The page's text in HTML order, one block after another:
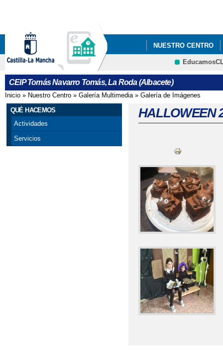
NUESTRO CENTRO
COMEDOR
MATERIALES
CEIP Tomás Navarro Tomás, La Roda (Albacete)
Se encuentra usted aquí
Inicio » Nuestro Centro » Galería Multimedia» Galería de Imágenes
QUÉ HACEMOS
Actividades
Servicios
HALLOWEEN